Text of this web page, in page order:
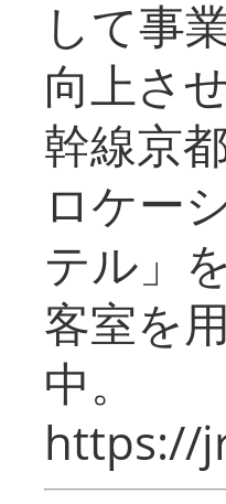
して事
向上さ
幹線京
ロケー
テル」
客室を
中。
https://